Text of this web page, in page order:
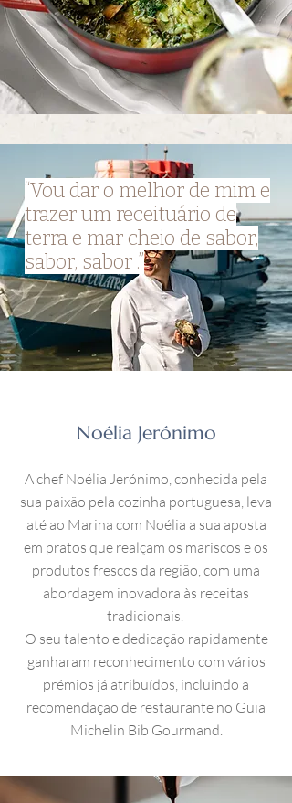
“Vou dar o melhor de mim e
trazer um receituário de
terra e mar cheio de sabor,
sabor, sabor .”
Noélia Jerónimo
A chef Noélia Jerónimo, conhecida pela
sua paixão pela cozinha portuguesa, leva
até ao Marina com Noélia a sua aposta
em pratos que realçam os mariscos e os
produtos frescos da região, com uma
abordagem inovadora às receitas
tradicionais.
O seu talento e dedicação rapidamente
ganharam reconhecimento com vários
prémios já atribuídos, incluindo a
recomendação de restaurante no Guia
Michelin Bib Gourmand.